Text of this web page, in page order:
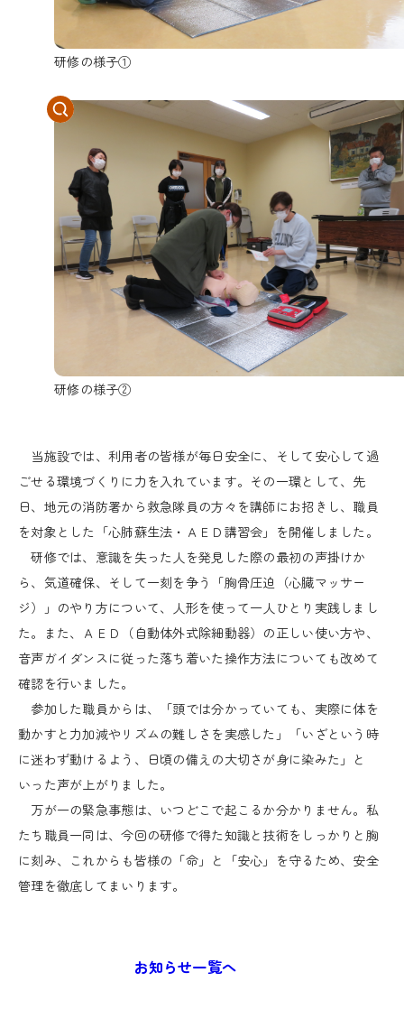
研修の様子①
研修の様子②
当施設では、利用者の皆様が毎日安全に、そして安心して過
ごせる環境づくりに力を入れています。その一環として、先
日、地元の消防署から救急隊員の方々を講師にお招きし、職員
を対象とした「心肺蘇生法・ＡＥＤ講習会」を開催しました。
研修では、意識を失った人を発見した際の最初の声掛けか
ら、気道確保、そして一刻を争う「胸骨圧迫（心臓マッサー
ジ）」のやり方について、人形を使って一人ひとり実践しまし
た。また、ＡＥＤ（自動体外式除細動器）の正しい使い方や、
音声ガイダンスに従った落ち着いた操作方法についても改めて
確認を行いました。
参加した職員からは、「頭では分かっていても、実際に体を
動かすと力加減やリズムの難しさを実感した」「いざという時
に迷わず動けるよう、日頃の備えの大切さが身に染みた」と
いった声が上がりました。
万が一の緊急事態は、いつどこで起こるか分かりません。私
たち職員一同は、今回の研修で得た知識と技術をしっかりと胸
に刻み、これからも皆様の「命」と「安心」を守るため、安全
管理を徹底してまいります。
お知らせ一覧へ